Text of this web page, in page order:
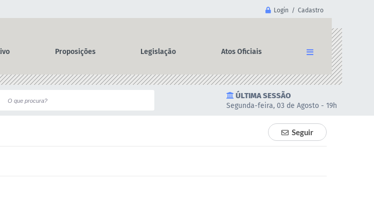
Login / Cadastro
Proposições Legislação Atos Oficiais
ÚLTIMA SESSÃO
Segunda-feira, 03 de Agosto - 19h
Seguir